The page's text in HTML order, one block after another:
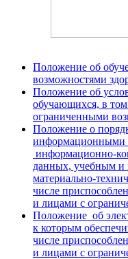
Положение об
возможностями
Положение об
обучающихся, в
ограниченными
Положение о
информационными
информационно-
данных, учебным и
материально-
числе
и лицами с
Положение об
к которым
числе
и лицами с